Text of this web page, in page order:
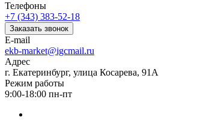
Телефоны
+7 (343) 383-52-18
Заказать звонок
E-mail
ekb-market@igcmail.ru
Адрес
г. Екатеринбург, улица Косарева, 91А
Режим работы
9:00-18:00 пн-пт